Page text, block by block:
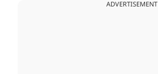
ADVERTISEMENT